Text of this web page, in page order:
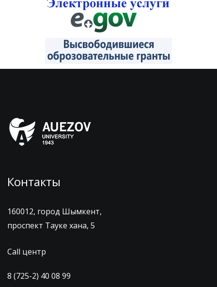
Контакты
160012, город Шымкент,
проспект Тауке хана, 5
Call центр
8 (725-2) 40 08 99